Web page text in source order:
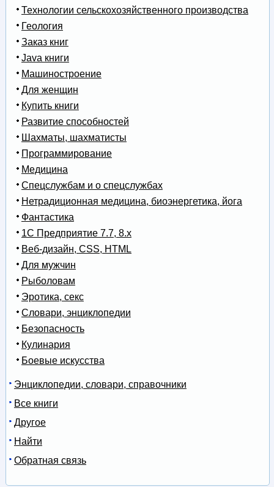
Технологии сельскохозяйственного производства
Геология
Заказ книг
Java книги
Машиностроение
Для женщин
Купить книги
Развитие способностей
Шахматы, шахматисты
Программирование
Медицина
Спецслужбам и о спецслужбах
Нетрадиционная медицина, биоэнергетика, йога
Фантастика
1С Предприятие 7.7, 8.x
Веб-дизайн, CSS, HTML
Для мужчин
Рыболовам
Эротика, секс
Словари, энциклопедии
Безопасность
Кулинария
Боевые искусства
Энциклопедии, словари, справочники
Все книги
Другое
Найти
Обратная связь